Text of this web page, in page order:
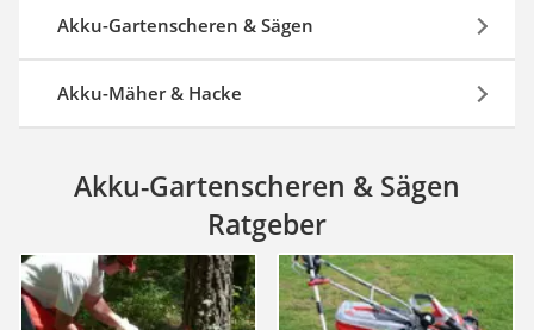
Akku-Gartenscheren & Sägen
Akku-Mäher & Hacke
Akku-Gartenscheren & Sägen
Ratgeber